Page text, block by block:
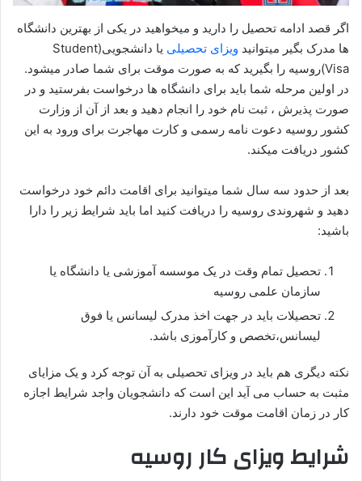
اگر قصد ادامه تحصیل را دارید و میخواهید در یکی از بهترین دانشگاه
ها مدرک بگیر میتوانید ویزای تحصیلی
یا دانشجویی(Student
Visa)روسیه را بگیرید که به صورت موقت برای شما صادر میشود.
در اولین مرحله شما باید برای دانشگاه ها درخواست بفرستید و در
صورت پذیرش ، ثبت نام خود را انجام دهید و بعد از آن از وزارت
کشور روسیه دعوت نامه رسمی و کارت مهاجرت برای ورود به این
کشور دریافت میکند.
بعد از حدود سه سال شما میتوانید برای اقامت دائم خود درخواست
دهید و شهروندی روسیه را دریافت کنید اما باید شرایط زیر را دارا
باشید:
تحصیل تمام وقت در یک موسسه آموزشی یا دانشگاه یا
سازمان علمی روسیه
تحصیلات باید در جهت اخذ مدرک لیسانس یا فوق
لیسانس،تخصص و کارآموزی باشد.
نکته دیگری هم باید در ویزای تحصیلی به آن توجه کرد و یک مزایای
مثبت به حساب می آید این است که دانشجویان واجد شرایط اجازه
کار در زمان اقامت موقت خود دارند.
شرایط ویزای کار روسیه